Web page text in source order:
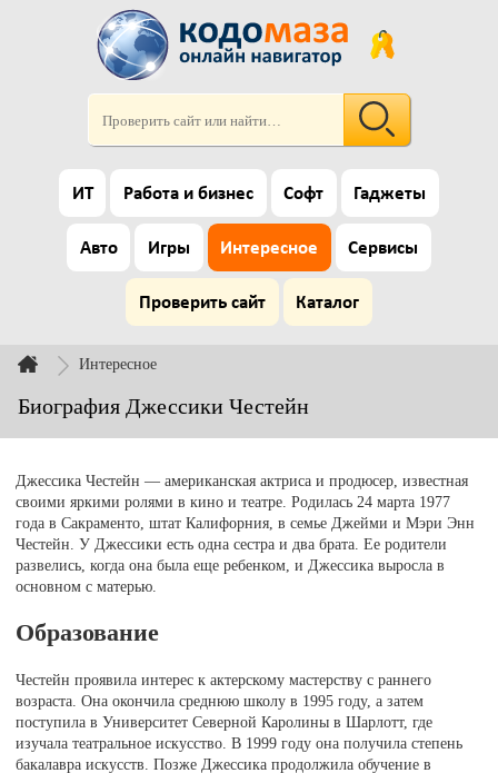
ИТ Работа и бизнес Софт Гаджеты
Авто Игры Интересное Сервисы
Проверить сайт Каталог
Интересное
Биография Джессики Честейн
Джессика Честейн — американская актриса и продюсер, известная
своими яркими ролями в кино и театре. Родилась 24 марта 1977
года в Сакраменто, штат Калифорния, в семье Джейми и Мэри Энн
Честейн. У Джессики есть одна сестра и два брата. Ее родители
развелись, когда она была еще ребенком, и Джессика выросла в
основном с матерью.
Образование
Честейн проявила интерес к актерскому мастерству с раннего
возраста. Она окончила среднюю школу в 1995 году, а затем
поступила в Университет Северной Каролины в Шарлотт, где
изучала театральное искусство. В 1999 году она получила степень
бакалавра искусств. Позже Джессика продолжила обучение в